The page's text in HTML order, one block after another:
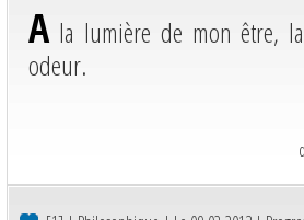
Ala lumière de mon être,
odeur.